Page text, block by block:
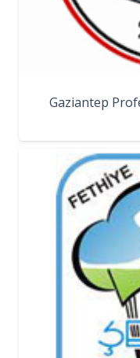
Gaziantep